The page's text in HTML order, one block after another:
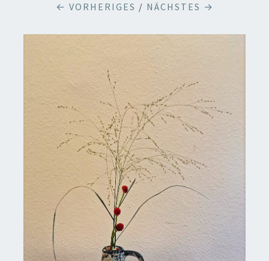
← VORHERIGES / NÄCHSTES →